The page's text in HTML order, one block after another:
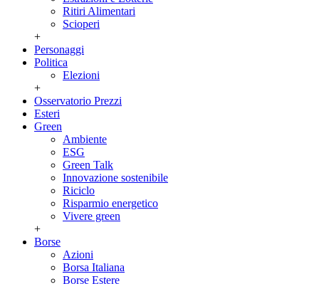
Ritiri Alimentari
Scioperi
+
Personaggi
Politica
Elezioni
+
Osservatorio Prezzi
Esteri
Green
Ambiente
ESG
Green Talk
Innovazione sostenibile
Riciclo
Risparmio energetico
Vivere green
+
Borse
Azioni
Borsa Italiana
Borse Estere